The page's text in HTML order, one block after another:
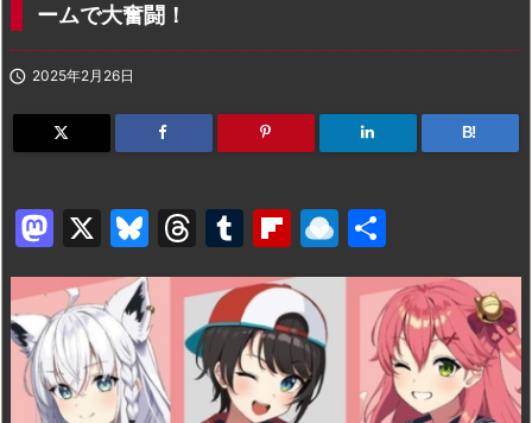
ームで大奮闘！
 2025年2月26日
B!
M
a
st
o
d
X
Bl
u
e
s
k
T
hr
e
a
d
T
u
m
bl
r
Fl
ip
b
o
ar
R
ai
n
dr
有